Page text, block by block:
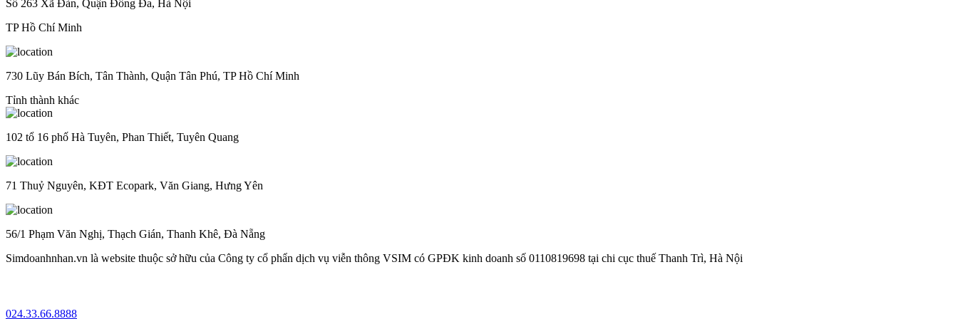
Số 263 Xã Đàn, Quận Đống Đa, Hà Nội
TP Hồ Chí Minh
730 Lũy Bán Bích, Tân Thành, Quận Tân Phú, TP Hồ Chí Minh
Tỉnh thành khác
102 tổ 16 phố Hà Tuyên, Phan Thiết, Tuyên Quang
71 Thuỷ Nguyên, KĐT Ecopark, Văn Giang, Hưng Yên
56/1 Phạm Văn Nghị, Thạch Gián, Thanh Khê, Đà Nẵng
Simdoanhnhan.vn là website thuộc sở hữu của Công ty cổ phẩn dịch vụ viễn thông VSIM có GPĐK kinh doanh số 0110819698 tại chi cục thuế Thanh Trì, Hà Nội
024.33.66.8888